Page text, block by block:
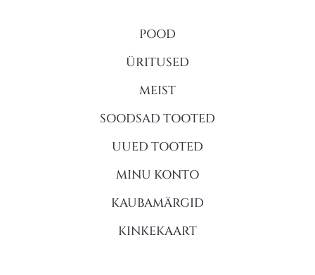
POOD
ÜRITUSED
MEIST
SOODSAD TOOTED
UUED TOOTED
MINU KONTO
KAUBAMÄRGID
KINKEKAART